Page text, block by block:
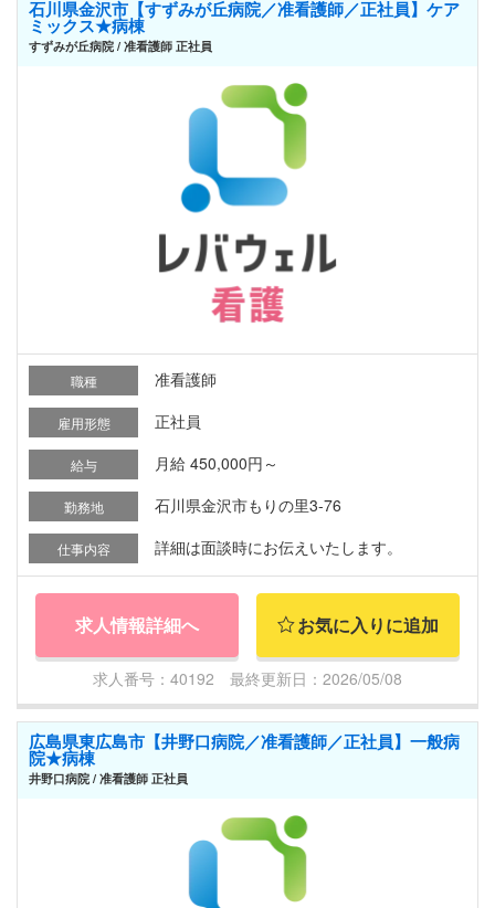
石川県金沢市【すずみが丘病院／准看護師／正社員】ケア
ミックス★病棟
すずみが丘病院 / 准看護師 正社員
職種 准看護師
雇用形態 正社員
給与 月給 450,000円～
勤務地 石川県金沢市もりの里3-76
仕事内容 詳細は面談時にお伝えいたします。
求人情報詳細へ お気に入りに追加
求人番号：40192 最終更新日：2026/05/08
広島県東広島市【井野口病院／准看護師／正社員】一般病
院★病棟
井野口病院 / 准看護師 正社員